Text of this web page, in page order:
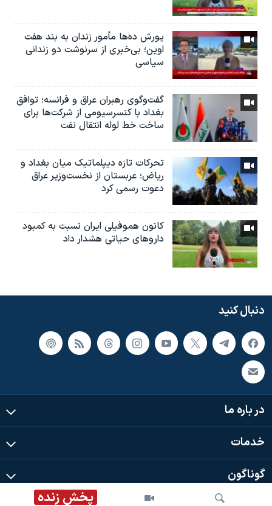
پخش زنده
یورش ده‌ها مأمور زندان به بند هفت
اوین؛ بی‌خبری از سرنوشت دو زندانی
سیاسی
گفت‌وگوی رهبران عراق و فرانسه؛ توافق
بغداد با کنسرسیومی از شرکت‌ها برای
ساخت خط لوله انتقال نفت
تحرکات تازه دیپلماتیک میان بغداد و
ریاض؛ عربستان از نخست‌وزیر عراق
دعوت رسمی کرد
کانون هموفیلی ایران نسبت به کمبود
داروهای حیاتی هشدار داد
دنبال کنید
در باره ما
خدمات
گوناگون